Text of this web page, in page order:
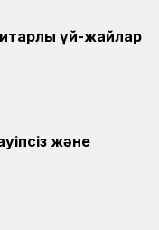
үй-жайлар
және